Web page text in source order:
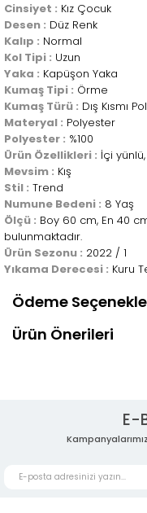
Cinsiyet : Kız Çocuk
Desen : Düz Renk
Kalıp : Normal
Kol Tipi : Uzun
Yaka : Kapüşon Yaka
Kumaş Tipi : Örme
Kumaş Türü : Dış Kısmı
Materyal : Polyester
Polyester : %100
Ürün Özellikleri : İçi
Mevsim : Kış
Stil : Trend
Numune Bedeni : 8 Yaş
Ölçü : Boy 60 cm, En 40
bulunmaktadır.
Ürün Sezonu : 2022 / 1
Yıkama Derecesi : Kuru
Ödeme
Ürün Önerileri
E-